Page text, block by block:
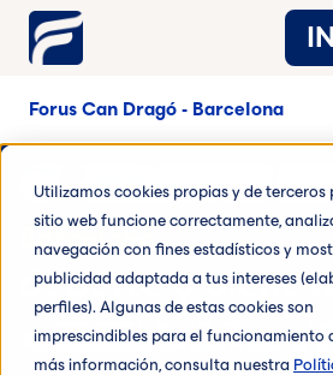
Utilizamos cookies propias y de terceros
sitio web funcione correctamente,
navegación con fines estadísticos y
publicidad adaptada a tus intereses
perfiles). Algunas de estas cookies son
imprescindibles para el funcionamiento
más información, consulta nuestra
Forus Can Dragó - Barcelona
Barcelona
deporte y